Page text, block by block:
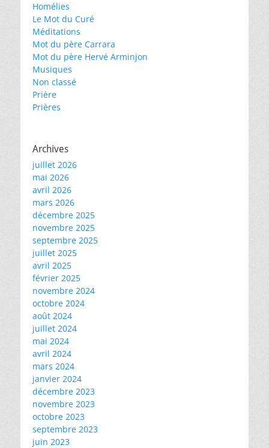
Homélies
Le Mot du Curé
Méditations
Mot du père Carrara
Mot du père Hervé Arminjon
Musiques
Non classé
Prière
Prières
Archives
juillet 2026
mai 2026
avril 2026
mars 2026
décembre 2025
novembre 2025
septembre 2025
juillet 2025
avril 2025
février 2025
novembre 2024
octobre 2024
août 2024
juillet 2024
mai 2024
avril 2024
mars 2024
janvier 2024
décembre 2023
novembre 2023
octobre 2023
septembre 2023
juin 2023